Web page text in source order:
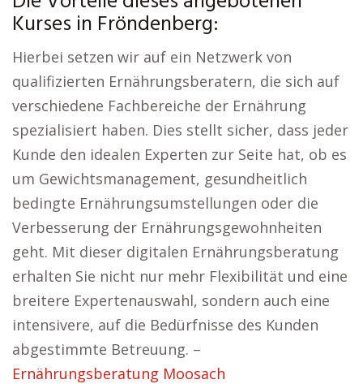
Kurses in Fröndenberg:
Hierbei setzen wir auf ein Netzwerk von
qualifizierten Ernährungsberatern, die sich auf
verschiedene Fachbereiche der Ernährung
spezialisiert haben. Dies stellt sicher, dass jeder
Kunde den idealen Experten zur Seite hat, ob es
um Gewichtsmanagement, gesundheitlich
bedingte Ernährungsumstellungen oder die
Verbesserung der Ernährungsgewohnheiten
geht. Mit dieser digitalen Ernährungsberatung
erhalten Sie nicht nur mehr Flexibilität und eine
breitere Expertenauswahl, sondern auch eine
intensivere, auf die Bedürfnisse des Kunden
abgestimmte Betreuung. –
Ernährungsberatung Moosach